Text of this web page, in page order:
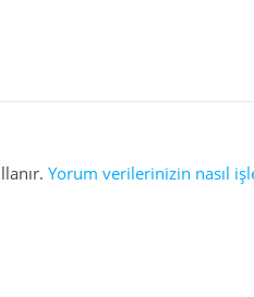
Yorum verilerinizin nasıl